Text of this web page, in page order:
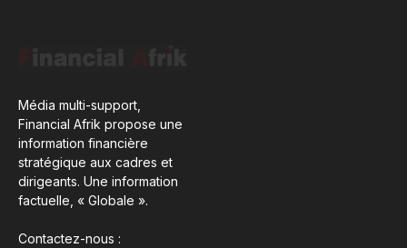
Média multi-support,
Financial Afrik propose une
information financière
stratégique aux cadres et
dirigeants. Une information
factuelle, « Globale ».
Contactez-nous :